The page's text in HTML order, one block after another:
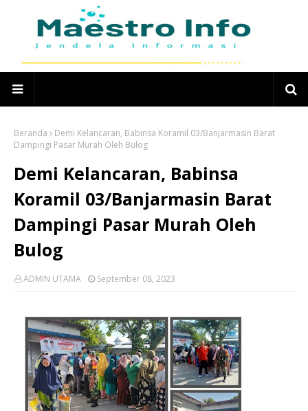
Beranda
Demi Kelancaran, Babinsa Koramil 03/Banjarmasin Barat
Dampingi Pasar Murah Oleh Bulog
Demi Kelancaran, Babinsa
Koramil 03/Banjarmasin Barat
Dampingi Pasar Murah Oleh
Bulog
ADMIN UTAMA September 08, 2023